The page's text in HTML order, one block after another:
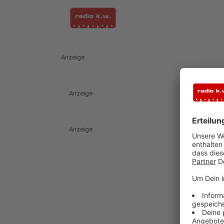
Anzeige
Anzeige
Anzeige